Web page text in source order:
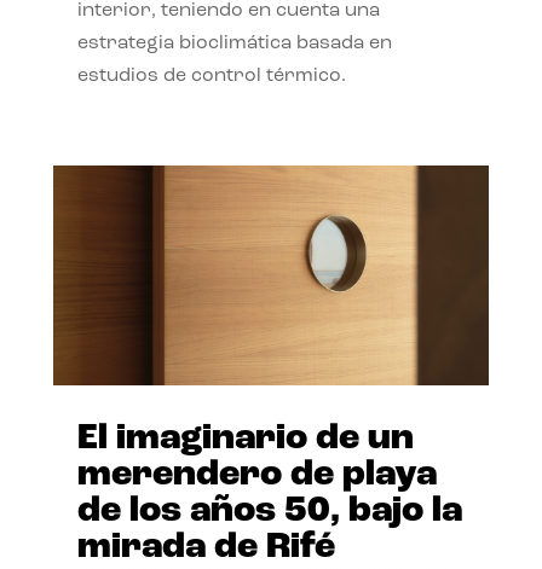
interior, teniendo en cuenta una
estrategia bioclimática basada en
estudios de control térmico.
El imaginario de un
merendero de playa
de los años 50, bajo la
mirada de Rifé